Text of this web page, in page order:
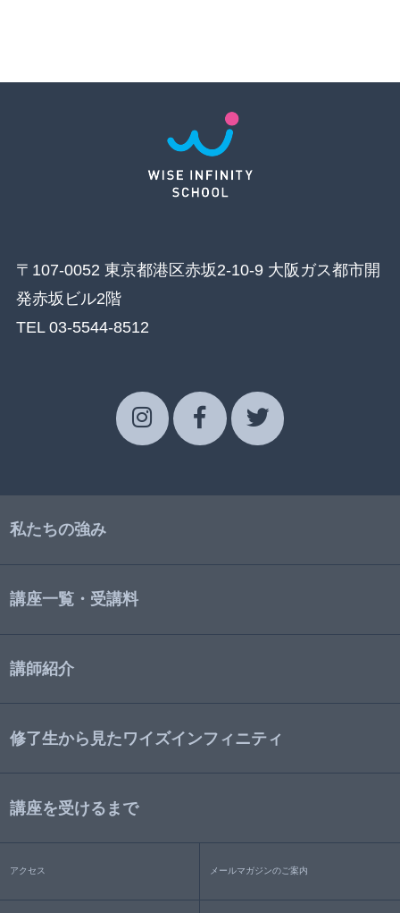
〒107-0052 東京都港区赤坂2-10-9 大阪ガス都市開
発赤坂ビル2階
TEL 03-5544-8512
私たちの強み
講座一覧・受講料
講師紹介
修了生から見たワイズインフィニティ
講座を受けるまで
アクセス メールマガジンのご案内